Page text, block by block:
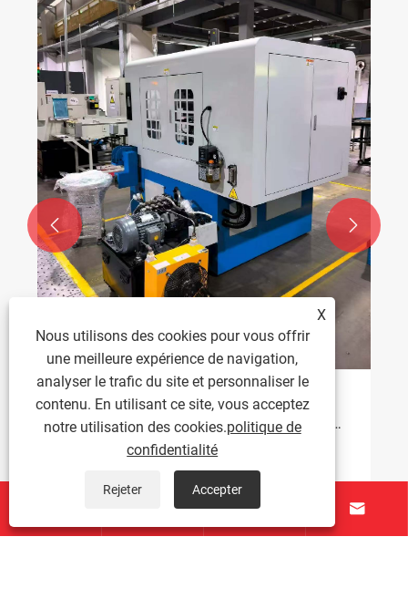
Réussite de la mise en service du nouvel
équipement et de la formation technique sur
Voir plus >>
 
 
X
Nous utilisons des cookies pour vous offrir
une meilleure expérience de navigation,
analyser le trafic du site et personnaliser le
contenu. En utilisant ce site, vous acceptez
notre utilisation des cookies.politique de
confidentialité
Rejeter Accepter